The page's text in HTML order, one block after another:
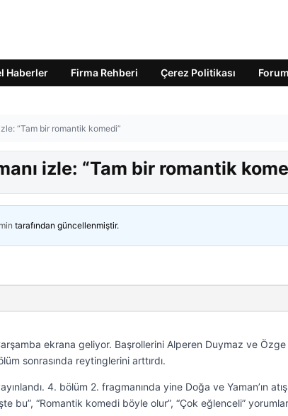
Haberler Firma Rehberi Çerez Politikası Forum
“Tam bir romantik komedi”
izle: “Tam bir romantik
tarafından güncellenmiştir.
ekrana geliyor. Başrollerini Alperen Duymaz ve Özge
sonrasında reytinglerini arttırdı.
4. bölüm 2. fragmanında yine Doğa ve Yaman’ın
bu”, “Romantik komedi böyle olur”, “Çok eğlenceli”